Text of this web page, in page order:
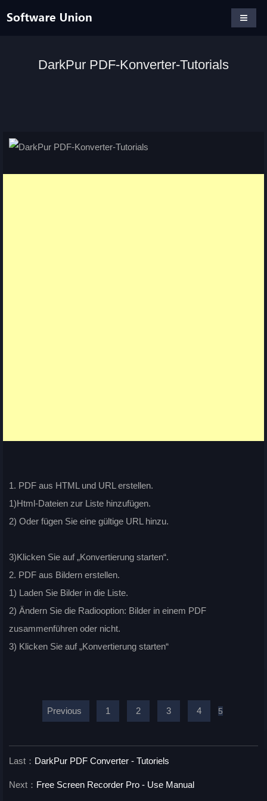
DarkPur PDF-Konverter-Tutorials
1. PDF aus HTML und URL erstellen.
1)Html-Dateien zur Liste hinzufügen.
2) Oder fügen Sie eine gültige URL hinzu.
3)Klicken Sie auf „Konvertierung starten“.
2. PDF aus Bildern erstellen.
1) Laden Sie Bilder in die Liste.
2) Ändern Sie die Radiooption: Bilder in einem PDF
zusammenführen oder nicht.
3) Klicken Sie auf „Konvertierung starten“
Previous 1 2 3 4 5
Last： DarkPur PDF Converter - Tutoriels
Next： Free Screen Recorder Pro - Use Manual